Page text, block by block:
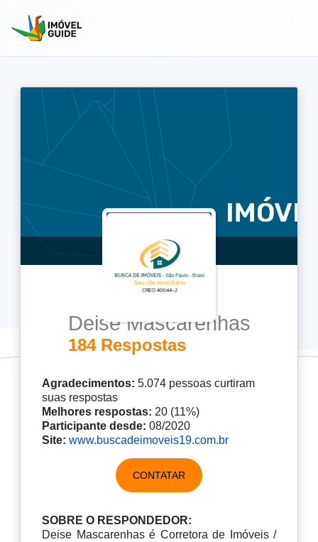
Deise Mascarenhas
184 Respostas
Agradecimentos: 5.074 pessoas curtiram
suas respostas
Melhores respostas: 20 (11%)
Participante desde: 08/2020
Site: www.buscadeimoveis19.com.br
CONTATAR
SOBRE O RESPONDEDOR:
Deise Mascarenhas é Corretora de Imóveis /